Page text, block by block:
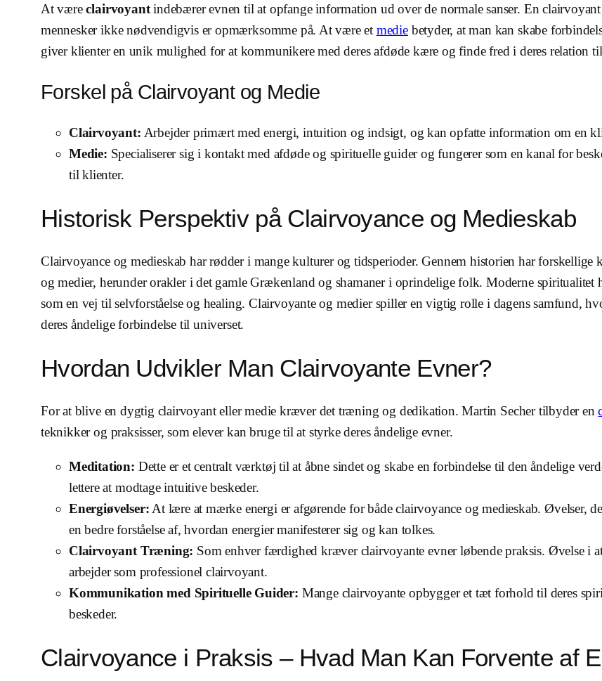
At væreclairvoyantindebærer evnen til at opfange information ud over de normale sanser. En
mennesker ikke nødvendigvis er opmærksomme på. At være et mediebetyder, at man kan skabe
giver klienter en unik mulighed for at kommunikere med deres afdøde kære og finde fred i deres relation
Forskel på Clairvoyant og Medie
Clairvoyant: Arbejder primært med energi, intuition og indsigt, og kan opfatte information om en
Medie: Specialiserer sig i kontakt med afdøde og spirituelle guider og fungerer som en kanal for
til klienter.
Historisk Perspektiv på Clairvoyance og Medieskab
Clairvoyance og medieskab har rødder i mange kulturer og tidsperioder. Gennem historien har forskellige
og medier, herunder orakler i det gamle Grækenland og shamaner i oprindelige folk. Moderne
som en vej til selvforståelse og healing. Clairvoyante og medier spiller en vigtig rolle i dagens samfund,
deres åndelige forbindelse til universet.
Hvordan Udvikler Man Clairvoyante Evner?
For at blive en dygtig clairvoyant eller medie kræver det træning og dedikation. Martin Secher tilbyder en
teknikker og praksisser, som elever kan bruge til at styrke deres åndelige evner.
Meditation: Dette er et centralt værktøj til at åbne sindet og skabe en forbindelse til den åndelige
lettere at modtage intuitive beskeder.
Energiøvelser:At lære at mærke energi er afgørende for både clairvoyance og medieskab. Øvelser,
en bedre forståelse af, hvordan energier manifesterer sig og kan tolkes.
Clairvoyant Træning: Som enhver færdighed kræver clairvoyante evner løbende praksis. Øvelse i
arbejder som professionel clairvoyant.
Kommunikation med Spirituelle Guider: Mange clairvoyante opbygger et tæt forhold til deres
beskeder.
Clairvoyance i Praksis – Hvad Man Kan Forvente af